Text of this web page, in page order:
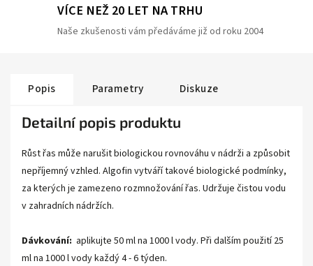
VÍCE NEŽ 20 LET NA TRHU
Naše zkušenosti vám předáváme již od roku 2004
Popis Parametry Diskuze
Detailní popis produktu
Růst řas může narušit biologickou rovnováhu v nádrži a způsobit
nepříjemný vzhled. Algofin vytváří takové biologické podmínky,
za kterých je zamezeno rozmnožování řas. Udržuje čistou vodu
v zahradních nádržích.
Dávkování: aplikujte 50 ml na 1000 l vody. Při dalším použití 25
ml na 1000 l vody každý 4 - 6 týden.